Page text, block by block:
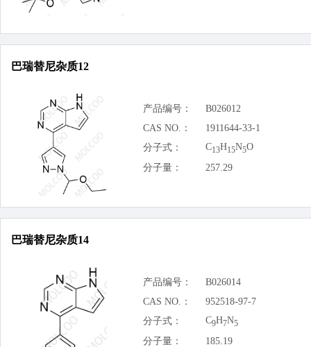
巴瑞替尼杂质12
产品编号：
B026012
CAS NO.：
1911644-33-1
分子式：
C13H15N5O
分子量：
257.29
巴瑞替尼杂质14
产品编号：
B026014
CAS NO.：
952518-97-7
分子式：
C9H7N5
分子量： 185.19